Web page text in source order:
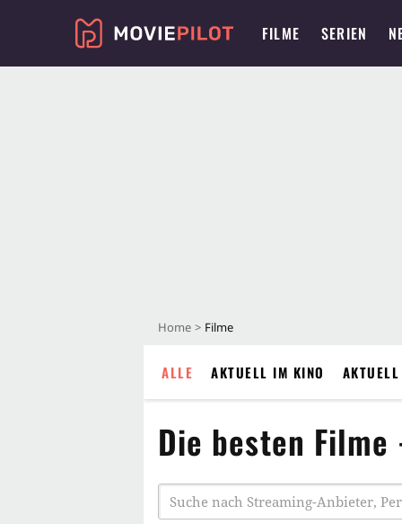
FILME SERIEN
Home Filme
ALLE AKTUELL IM KINO
Die besten